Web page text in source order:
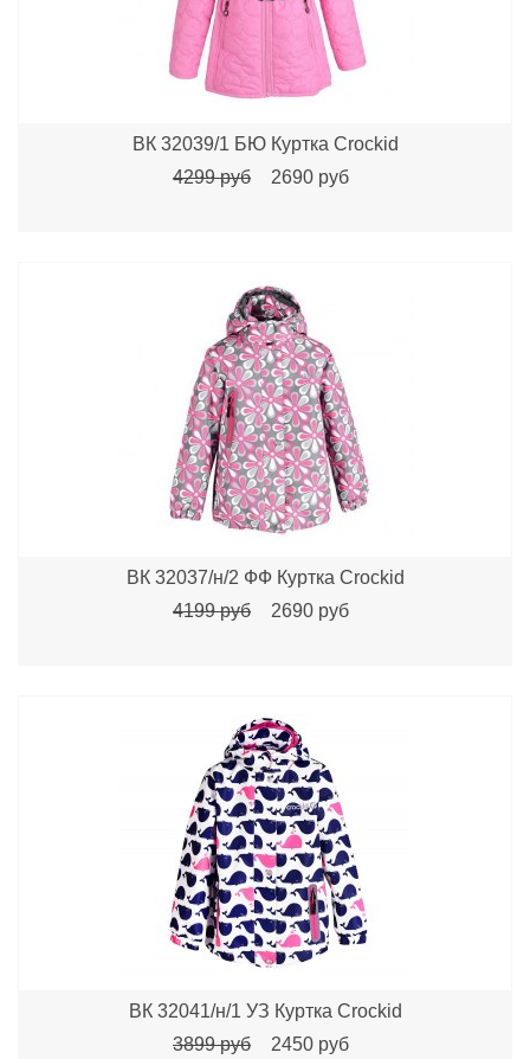
ВК 32039/1 БЮ Куртка Crockid
4299 руб
2690 руб
ВК 32037/н/2 ФФ Куртка Crockid
4199 руб
2690 руб
ВК 32041/н/1 УЗ Куртка Crockid
3899 руб
2450 руб